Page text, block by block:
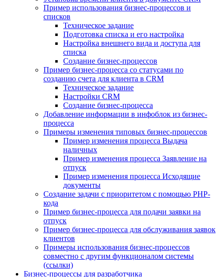
Пример использования бизнес-процессов и
списков
Техническое задание
Подготовка списка и его настройка
Настройка внешнего вида и доступа для
списка
Создание бизнес-процессов
Пример бизнес-процесса со статусами по
созданию счета для клиента в CRM
Техническое задание
Настройки CRM
Создание бизнес-процесса
Добавление информации в инфоблок из бизнес-
процесса
Примеры изменения типовых бизнес-процессов
Пример изменения процесса Выдача
наличных
Пример изменения процесса Заявление на
отпуск
Пример изменения процесса Исходящие
документы
Создание задачи с приоритетом с помощью PHP-
кода
Пример бизнес-процесса для подачи заявки на
отпуск
Пример бизнес-процесса для обслуживания заявок
клиентов
Примеры использования бизнес-процессов
совместно с другим функционалом системы
(ссылки)
Бизнес-процессы для разработчика